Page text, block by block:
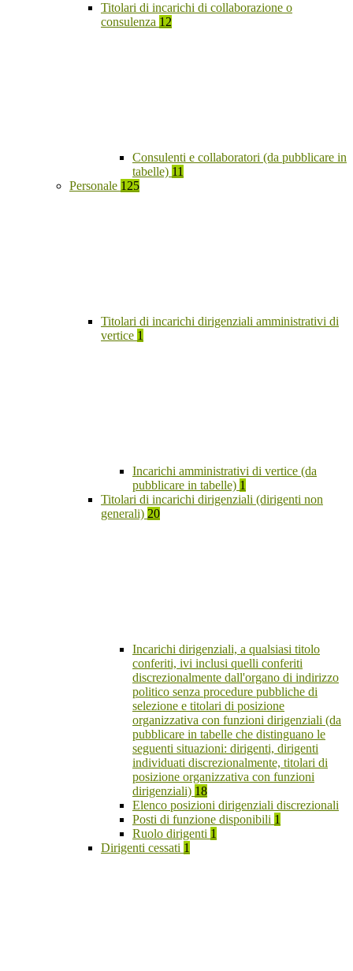
Titolari di incarichi di collaborazione o
consulenza 12
Consulenti e collaboratori (da pubblicare in
tabelle) 11
Personale 125
Titolari di incarichi dirigenziali amministrativi di
vertice 1
Incarichi amministrativi di vertice (da
pubblicare in tabelle) 1
Titolari di incarichi dirigenziali (dirigenti non
generali) 20
Incarichi dirigenziali, a qualsiasi titolo
conferiti, ivi inclusi quelli conferiti
discrezionalmente dall'organo di indirizzo
politico senza procedure pubbliche di
selezione e titolari di posizione
organizzativa con funzioni dirigenziali (da
pubblicare in tabelle che distinguano le
seguenti situazioni: dirigenti, dirigenti
individuati discrezionalmente, titolari di
posizione organizzativa con funzioni
dirigenziali) 18
Elenco posizioni dirigenziali discrezionali
Posti di funzione disponibili 1
Ruolo dirigenti 1
Dirigenti cessati 1